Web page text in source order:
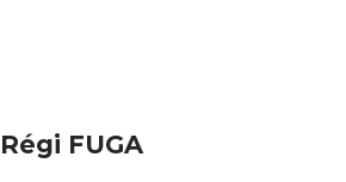
Régi FUGA